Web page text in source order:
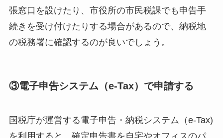
張窓口を設けたり、市役所の市民税課でも申告手
続きを受け付けたりする場合があるので、納税地
の税務署に確認するのが良いでしょう。
③電子申告システム（e-Tax）で申請する
国税庁が運営する電子申告・納税システム（e-Tax)